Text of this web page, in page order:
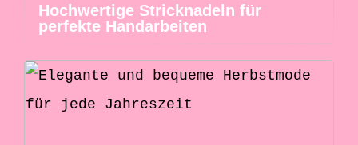
Hochwertige Stricknadeln für
perfekte Handarbeiten